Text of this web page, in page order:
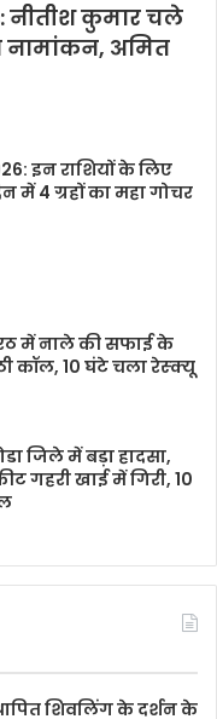
नीतीश कुमार चले
नामांकन, अमित
इन राशियों के लिए
में 4 ग्रहों का महा गोचर
में नाले की सफाई के
कॉल, 10 घंटे चला रेस्क्यू
जिले में बड़ा हादसा,
गहरी खाई में गिरी, 10
शिवलिंग के दर्शन के